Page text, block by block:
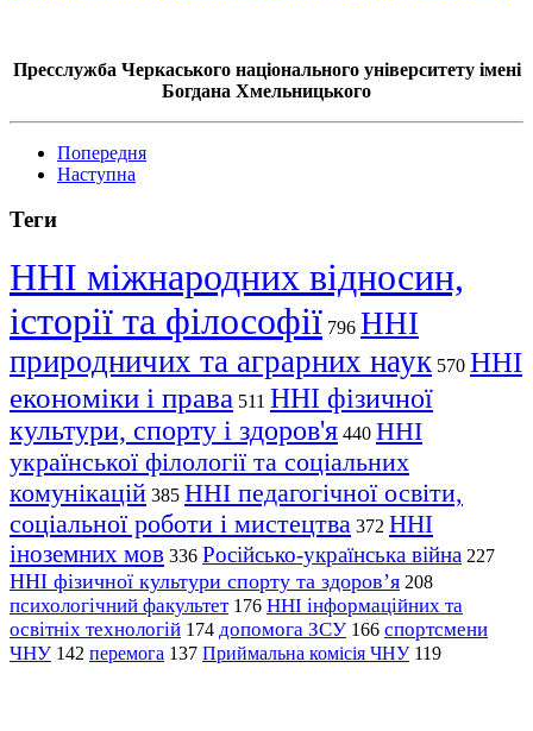
Пресслужба Черкаського національного університету імені
Богдана Хмельницького
Попередня
Наступна
Теги
ННІ міжнародних відносин,
історії та філософії 796 ННІ
природничих та аграрних наук 570 ННІ
економіки і права 511 ННІ фізичної
культури, спорту і здоров'я 440 ННІ
української філології та соціальних
комунікацій 385 ННІ педагогічної освіти,
соціальної роботи і мистецтва 372 ННІ
іноземних мов 336 Російсько-українська війна 227
ННІ фізичної культури спорту та здоров’я 208
психологічний факультет 176 ННІ інформаційних та
освітніх технологій 174 допомога ЗСУ 166 спортсмени
ЧНУ 142 перемога 137 Приймальна комісія ЧНУ 119